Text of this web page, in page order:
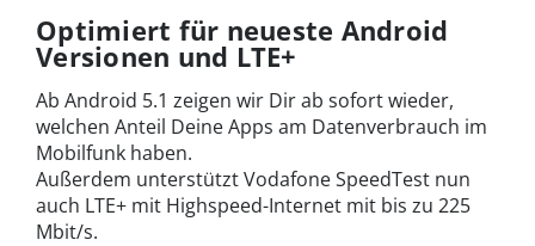
Optimiert für neueste Android
Versionen und LTE+
Ab Android 5.1 zeigen wir Dir ab sofort wieder,
welchen Anteil Deine Apps am Datenverbrauch im
Mobilfunk haben.
Außerdem unterstützt Vodafone SpeedTest nun
auch LTE+ mit Highspeed-Internet mit bis zu 225
Mbit/s.